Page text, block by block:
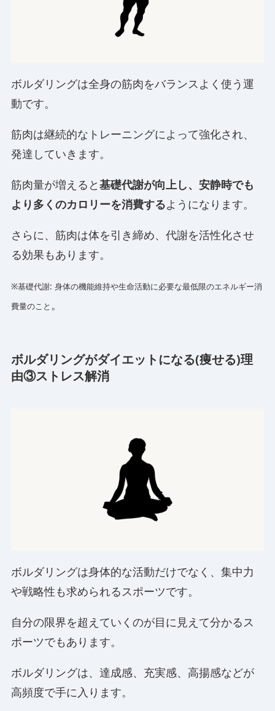
ボルダリングは全身の筋肉をバランスよく使う運
動です。
筋肉は継続的なトレーニングによって強化され、
発達していきます。
筋肉量が増えると基礎代謝が向上し、安静時でも
より多くのカロリーを消費するようになります。
さらに、筋肉は体を引き締め、代謝を活性化させ
る効果もあります。
※基礎代謝: 身体の機能維持や生命活動に必要な最低限のエネルギー消
費量のこと 。
ボルダリングがダイエットになる(痩せる)理
由③ストレス解消
ボルダリングは身体的な活動だけでなく、集中力
や戦略性も求められるスポーツです。
自分の限界を超えていくのが目に見えて分かるス
ポーツでもあります。
ボルダリングは、達成感、充実感、高揚感などが
高頻度で手に入ります。